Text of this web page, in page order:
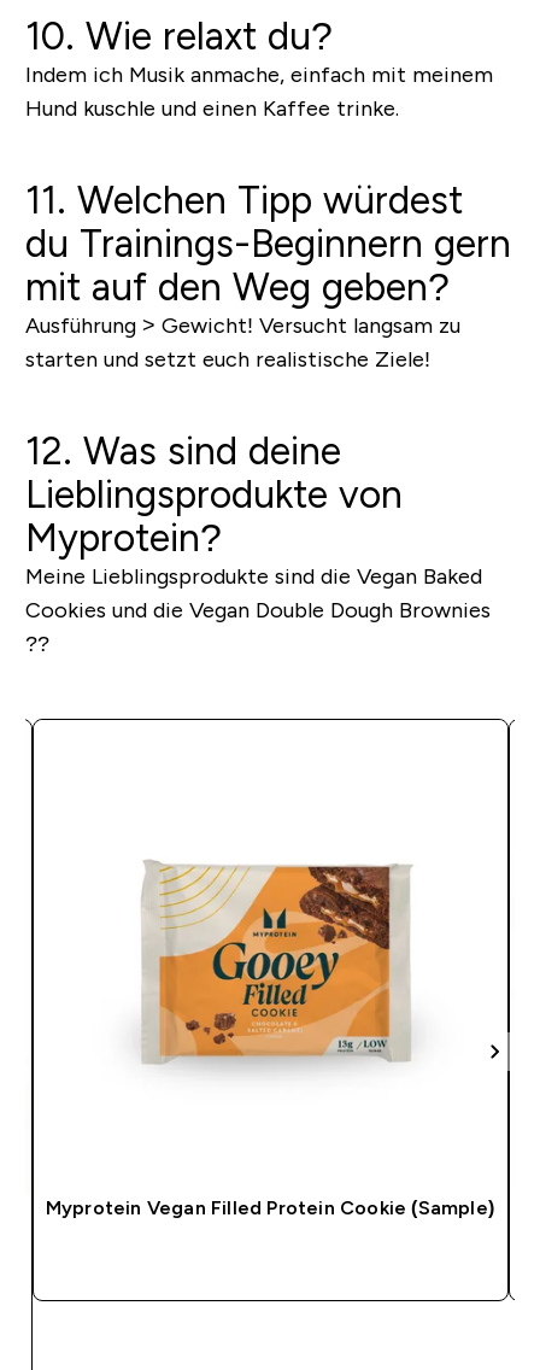
10. Wie relaxt du?
Indem ich Musik anmache, einfach mit meinem
Hund kuschle und einen Kaffee trinke.
11. Welchen Tipp würdest
du Trainings-Beginnern gern
mit auf den Weg geben?
Ausführung > Gewicht! Versucht langsam zu
starten und setzt euch realistische Ziele!
12. Was sind deine
Lieblingsprodukte von
Myprotein?
Meine Lieblingsprodukte sind die Vegan Baked
Cookies und die Vegan Double Dough Brownies
??
Myprotein Vegan Filled Protein Cookie (Sample)